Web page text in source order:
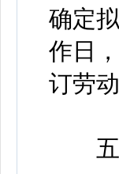
确定
作日
订劳
五